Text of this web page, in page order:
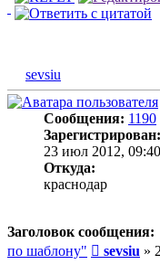
sevsiu
Сообщения: 1190
Зарегистрирован:
23 июл 2012, 09:40
Откуда:
краснодар
Заголовок сообщения:
по шаблону"
sevsiu »